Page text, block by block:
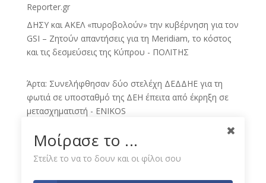
Reporter.gr
ΔΗΣΥ και ΑΚΕΛ «πυροβολούν» την κυβέρνηση για τον
GSI – Ζητούν απαντήσεις για τη Meridiam, το κόστος
και τις δεσμεύσεις της Κύπρου - ΠΟΛΙΤΗΣ
Άρτα: Συνελήφθησαν δύο στελέχη ΔΕΔΔΗΕ για τη
φωτιά σε υποσταθμό της ΔΕΗ έπειτα από έκρηξη σε
μετασχηματιστή - ENIKOS
Γενική συνέλευση του Πανελλαδικού Συνταξιούχων
ΔΕΗ - eleftheria.gr
Έντονη αντίδραση των συνταξιούχων ΔΕΗ Π.Ε.
Μοίρασε το ...
Στείλε το να το δουν και οι φίλοι σου